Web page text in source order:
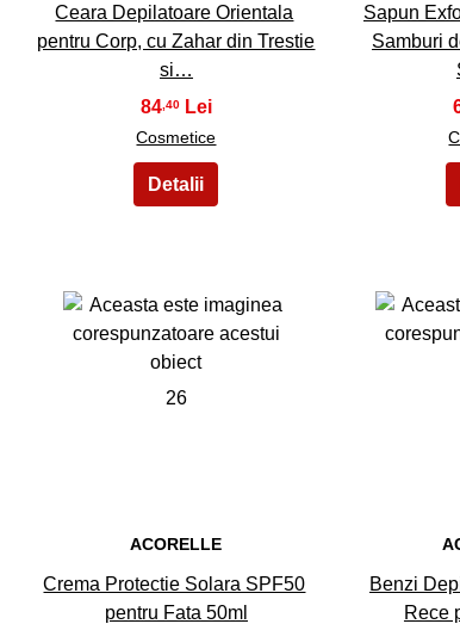
Ceara Depilatoare Orientala
pentru Corp, cu Zahar din Trestie
si…
84 ,40
Cosmetice
Sapun
Samburi
26
ACORELLE
Crema Protectie Solara SPF50
pentru Fata 50ml
Benzi
Rece